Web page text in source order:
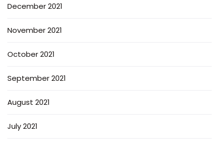
December 2021
November 2021
October 2021
September 2021
August 2021
July 2021